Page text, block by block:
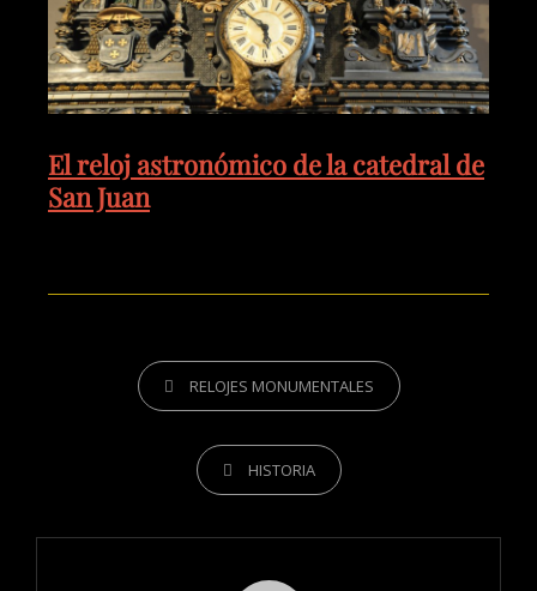
El reloj astronómico de la catedral de
San Juan
RELOJES MONUMENTALES
HISTORIA